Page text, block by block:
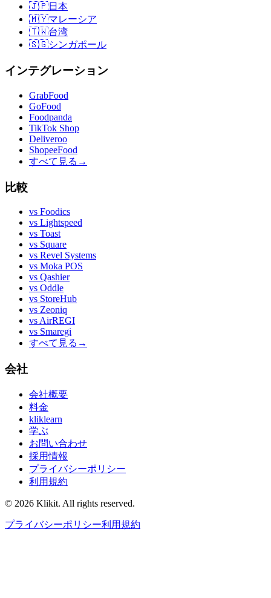
🇯🇵日本
🇲🇾マレーシア
🇹🇼台湾
🇸🇬シンガポール
インテグレーション
GrabFood
GoFood
Foodpanda
TikTok Shop
Deliveroo
ShopeeFood
すべて見る →
比較
vs Foodics
vs Lightspeed
vs Toast
vs Square
vs Revel Systems
vs Moka POS
vs Qashier
vs Oddle
vs StoreHub
vs Zeoniq
vs AirREGI
vs Smaregi
すべて見る →
会社
会社概要
料金
kliklearn
学ぶ
お問い合わせ
採用情報
プライバシーポリシー
利用規約
© 2026 Klikit. All rights reserved.
プライバシーポリシー利用規約